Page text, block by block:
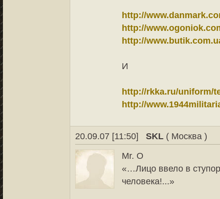
http://
http://
http://
И
http://rkka.ru/uniform/
http://
20.09.07 [11:50] SKL ( Москва )
Mr. O
«…Лицо ввело в
человека!...»